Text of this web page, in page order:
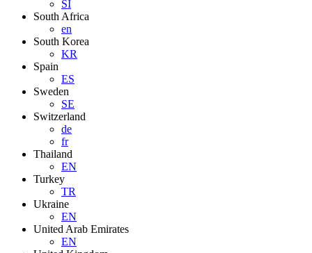
SI
South Africa
en
South Korea
KR
Spain
ES
Sweden
SE
Switzerland
de
fr
Thailand
EN
Turkey
TR
Ukraine
EN
United Arab Emirates
EN